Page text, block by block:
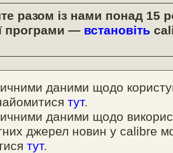
разом із нами понад 15
програми — встановіть
даними щодо
тут.
даними щодо
джерел новин у calibre
тут.